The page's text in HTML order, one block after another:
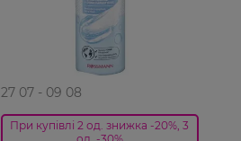
27 07 - 09 08
При купівлі 2 од. знижка -20%, 3
од. -30%